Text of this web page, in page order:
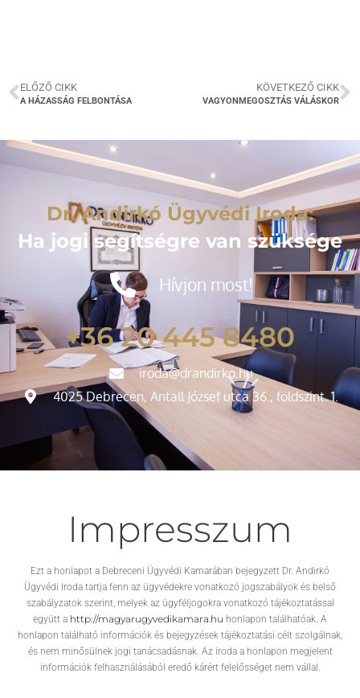
ELŐZŐ CIKK
A HÁZASSÁG FELBONTÁSA
KÖVETKEZŐ CIKK
VAGYONMEGOSZTÁS VÁLÁSKOR
Dr. Andirkó Ügyvédi Iroda:
Ha jogi segítségre van szüksége
Hívjon most!
+36 20 445 8480
iroda@drandirko.hu
4025 Debrecen, Antall József utca 36., földszint. 1.
Impresszum
Ezt a honlapot a Debreceni Ügyvédi Kamarában bejegyzett Dr. Andirkó
Ügyvédi Iroda tartja fenn az ügyvédekre vonatkozó jogszabályok és belső
szabályzatok szerint, melyek az ügyféljogokra vonatkozó tájékoztatással
együtt a http://magyarugyvedikamara.hu honlapon találhatóak. A
honlapon található információk és bejegyzések tájékoztatási célt szolgálnak,
és nem minősülnek jogi tanácsadásnak. Az iroda a honlapon megjelent
információk felhasználásából eredő kárért felelősséget nem vállal.